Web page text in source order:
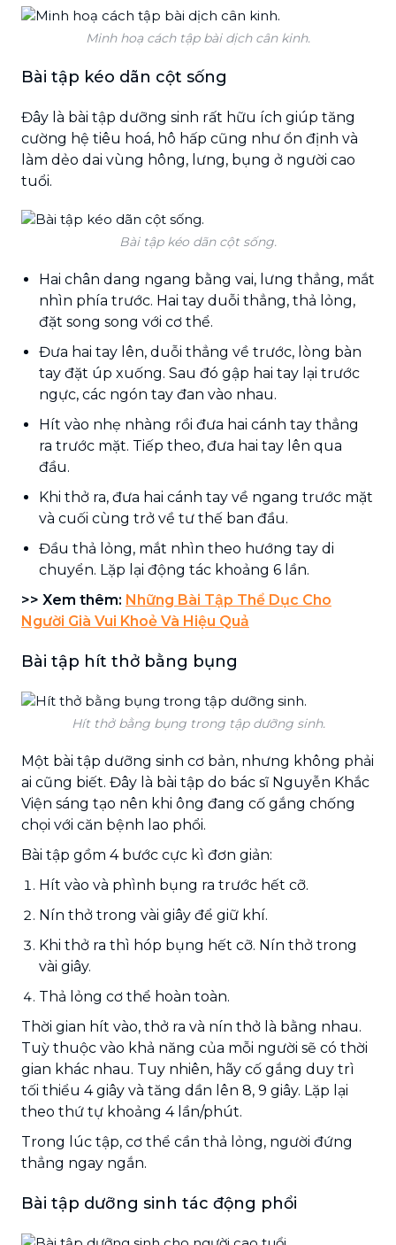
Minh hoạ cách tập bài dịch cân kinh.
Bài tập kéo dãn cột sống
Đây là bài tập dưỡng sinh rất hữu ích giúp tăng
cường hệ tiêu hoá, hô hấp cũng như ổn định và
làm dẻo dai vùng hông, lưng, bụng ở người cao
tuổi.
Bài tập kéo dãn cột sống.
Hai chân dang ngang bằng vai, lưng thẳng, mắt
nhìn phía trước. Hai tay duỗi thẳng, thả lỏng,
đặt song song với cơ thể.
Đưa hai tay lên, duỗi thẳng về trước, lòng bàn
tay đặt úp xuống. Sau đó gập hai tay lại trước
ngực, các ngón tay đan vào nhau.
Hít vào nhẹ nhàng rồi đưa hai cánh tay thẳng
ra trước mặt. Tiếp theo, đưa hai tay lên qua
đầu.
Khi thở ra, đưa hai cánh tay về ngang trước mặt
và cuối cùng trở về tư thế ban đầu.
Đầu thả lỏng, mắt nhìn theo hướng tay di
chuyển. Lặp lại động tác khoảng 6 lần.
>> Xem thêm: Những Bài Tập Thể Dục Cho
Người Già Vui Khoẻ Và Hiệu Quả
Bài tập hít thở bằng bụng
Hít thở bằng bụng trong tập dưỡng sinh.
Một bài tập dưỡng sinh cơ bản, nhưng không phải
ai cũng biết. Đây là bài tập do bác sĩ Nguyễn Khắc
Viện sáng tạo nên khi ông đang cố gắng chống
chọi với căn bệnh lao phổi.
Bài tập gồm 4 bước cực kì đơn giản:
Hít vào và phình bụng ra trước hết cỡ.
Nín thở trong vài giây để giữ khí.
Khi thở ra thì hóp bụng hết cỡ. Nín thở trong
vài giây.
Thả lỏng cơ thể hoàn toàn.
Thời gian hít vào, thở ra và nín thở là bằng nhau.
Tuỳ thuộc vào khả năng của mỗi người sẽ có thời
gian khác nhau. Tuy nhiên, hãy cố gắng duy trì
tối thiểu 4 giây và tăng dần lên 8, 9 giây. Lặp lại
theo thứ tự khoảng 4 lần/phút.
Trong lúc tập, cơ thể cần thả lỏng, người đứng
thẳng ngay ngắn.
Bài tập dưỡng sinh tác động phổi